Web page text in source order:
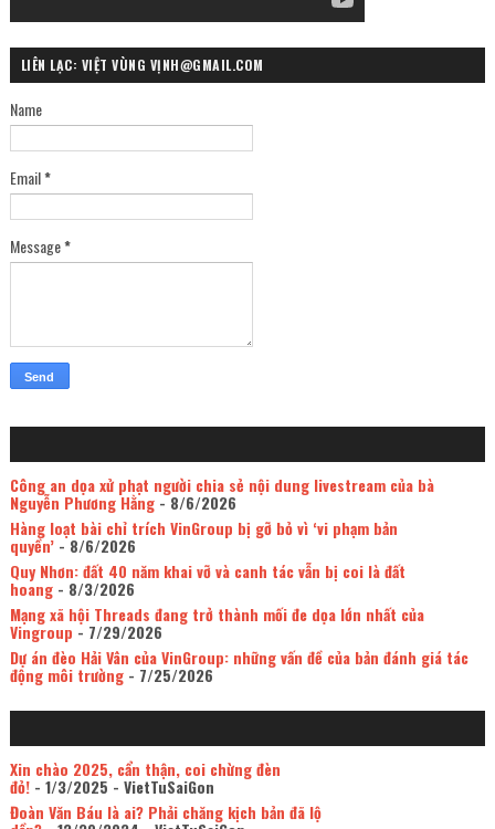
LIÊN LẠC: VIỆT VÙNG VỊNH@GMAIL.COM
Name
Email*
Message*
Công an dọa xử phạt người chia sẻ nội dung livestream của bà
Nguyễn Phương Hằng- 8/6/2026
Hàng loạt bài chỉ trích VinGroup bị gỡ bỏ vì ‘vi phạm bản
quyền’- 8/6/2026
Quy Nhơn: đất 40 năm khai vỡ và canh tác vẫn bị coi là đất
hoang- 8/3/2026
Mạng xã hội Threads đang trở thành mối đe dọa lớn nhất của
Vingroup - 7/29/2026
Dự án đèo Hải Vân của VinGroup: những vấn đề của bản đánh giá tác
động môi trường- 7/25/2026
Xin chào 2025, cẩn thận, coi chừng đèn
đỏ!- 1/3/2025 - VietTuSaiGon
Đoàn Văn Báu là ai? Phải chăng kịch bản đã lộ